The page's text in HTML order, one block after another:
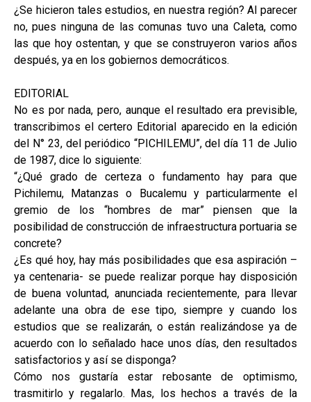
¿Se hicieron tales estudios, en nuestra región? Al parecer
no, pues ninguna de las comunas tuvo una Caleta, como
las que hoy ostentan, y que se construyeron varios años
después, ya en los gobiernos democráticos.
EDITORIAL
No es por nada, pero, aunque el resultado era previsible,
transcribimos el certero Editorial aparecido en la edición
del N° 23, del periódico “PICHILEMU”, del día 11 de Julio
de 1987, dice lo siguiente:
“¿Qué grado de certeza o fundamento hay para que
Pichilemu, Matanzas o Bucalemu y particularmente el
gremio de los “hombres de mar” piensen que la
posibilidad de construcción de infraestructura portuaria se
concrete?
¿Es qué hoy, hay más posibilidades que esa aspiración –
ya centenaria- se puede realizar porque hay disposición
de buena voluntad, anunciada recientemente, para llevar
adelante una obra de ese tipo, siempre y cuando los
estudios que se realizarán, o están realizándose ya de
acuerdo con lo señalado hace unos días, den resultados
satisfactorios y así se disponga?
Cómo nos gustaría estar rebosante de optimismo,
trasmitirlo y regalarlo. Mas, los hechos a través de la